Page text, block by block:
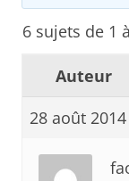
6 sujets de 1
Auteur
28 août